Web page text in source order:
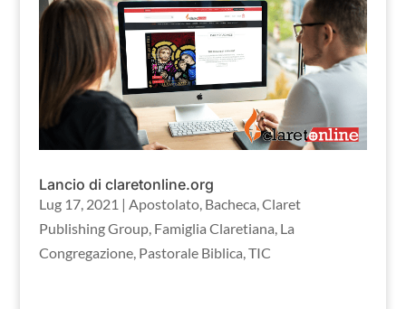
Lancio di claretonline.org
Lug 17, 2021 | Apostolato, Bacheca,Claret
Publishing Group, Famiglia Claretiana, La
Congregazione, Pastorale Biblica,TIC